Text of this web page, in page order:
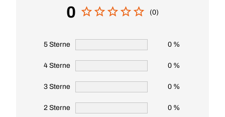
0 (0)
5 Sterne 0 %
4 Sterne 0 %
3 Sterne 0 %
2 Sterne 0 %